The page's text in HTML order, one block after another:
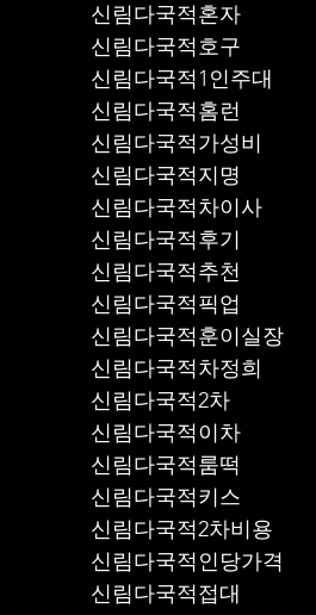
신림다국적혼자
신림다국적호구
신림다국적1인주대
신림다국적홈런
신림다국적가성비
신림다국적지명
신림다국적차이사
신림다국적후기
신림다국적추천
신림다국적훈이실장
신림다국적차정희
신림다국적2차
신림다국적이차
신림다국적룸떡
신림다국적키스
신림다국적2차비용
신림다국적인당가격
신림다국적접대